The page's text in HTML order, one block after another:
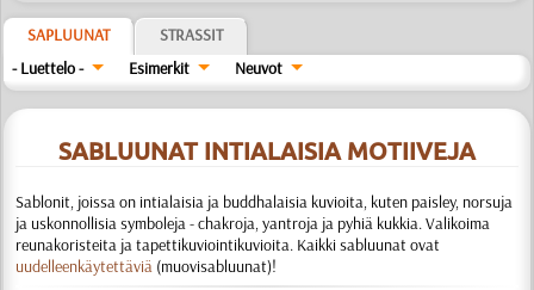
SAPLUUNAT
STRASSIT
- Luettelo -
Esimerkit Neuvot
SABLUUNAT INTIALAISIA MOTIIVEJA
Sablonit, joissa on intialaisia ja buddhalaisia kuvioita, kuten paisley, norsuja
ja uskonnollisia symboleja - chakroja, yantroja ja pyhiä kukkia. Valikoima
reunakoristeita ja tapettikuviointikuvioita. Kaikki sabluunat ovat
uudelleenkäytettäviä (muovisabluunat)!